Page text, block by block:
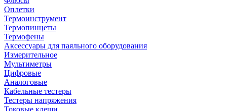
Оплетки
Термоинструмент
Термопинцеты
Термофены
Аксессуары для паяльного оборудования
Измерительное
Мультиметры
Цифровые
Аналоговые
Кабельные тестеры
Тестеры напряжения
Токовые клещи